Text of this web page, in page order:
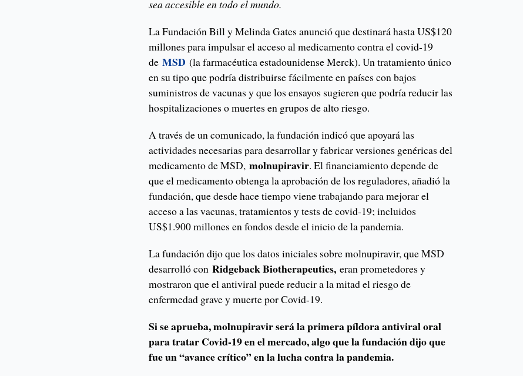
sea accesible en todo el mundo.
La Fundación Bill y Melinda Gates anunció que destinará hasta US$120
millones para impulsar el acceso al medicamento contra el covid-19
deMSD (la farmacéutica estadounidense Merck). Un tratamiento único
en su tipo que podría distribuirse fácilmente en países con bajos
suministros de vacunas y que los ensayos sugieren que podría reducir las
hospitalizaciones o muertes en grupos de alto riesgo.
A través de un comunicado, la fundación indicó que apoyará las
actividades necesarias para desarrollar y fabricar versiones genéricas del
medicamento de MSD,molnupiravir. El financiamiento depende de
que el medicamento obtenga la aprobación de los reguladores, añadió la
fundación, que desde hace tiempo viene trabajando para mejorar el
acceso a las vacunas, tratamientos y tests de covid-19; incluidos
US$1.900 millones en fondos desde el inicio de la pandemia.
La fundación dijo que los datos iniciales sobre molnupiravir, que MSD
desarrolló conRidgeback Biotherapeutics, eran prometedores y
mostraron que el antiviral puede reducir a la mitad el riesgo de
enfermedad grave y muerte por Covid-19.
Si se aprueba, molnupiravir será la primera píldora antiviral oral
para tratar Covid-19 en el mercado, algo que la fundación dijo que
fue un “avance crítico” en la lucha contra la pandemia.